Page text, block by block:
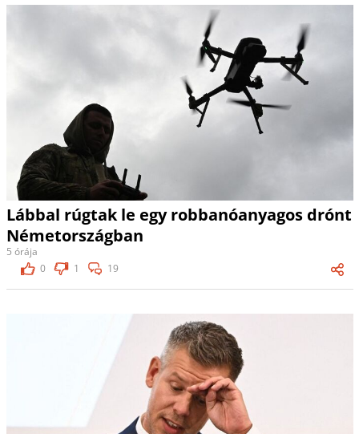
Lábbal rúgtak le egy robbanóanyagos drónt
Németországban
5 órája
0
1 19